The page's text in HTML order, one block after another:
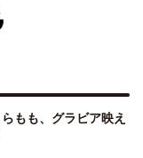
もも、グラビア映え